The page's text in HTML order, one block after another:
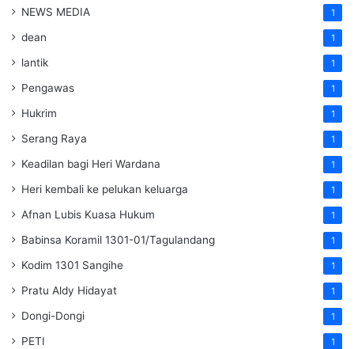
NEWS MEDIA 1
dean 1
lantik 1
Pengawas 1
Hukrim 1
Serang Raya 1
Keadilan bagi Heri Wardana 1
Heri kembali ke pelukan keluarga 1
Afnan Lubis Kuasa Hukum 1
Babinsa Koramil 1301-01/Tagulandang 1
Kodim 1301 Sangihe 1
Pratu Aldy Hidayat 1
Dongi-Dongi 1
PETI 1